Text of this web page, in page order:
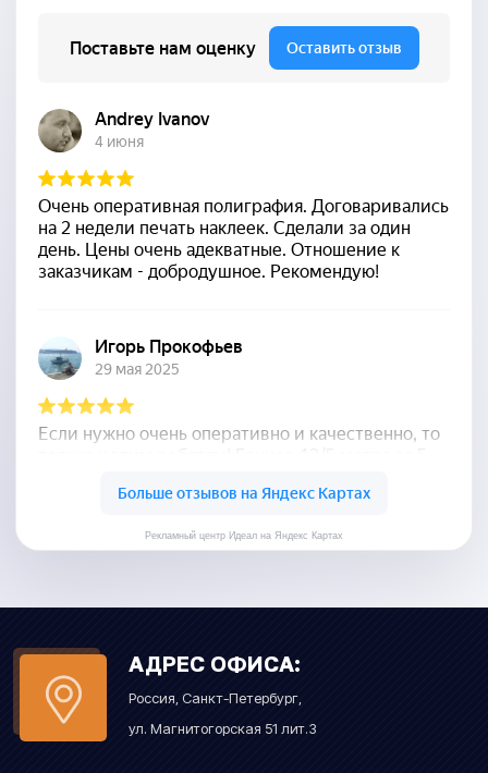
Рекламный центр Идеал на Яндекс Картах
АДРЕС ОФИСА:
Россия, Санкт-Петербург,
ул. Магнитогорская 51 лит.З